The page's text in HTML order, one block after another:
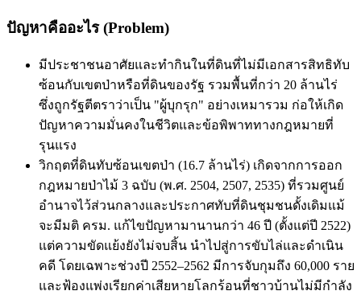
ปัญหาคืออะไร (Problem)
มีประชาชนอาศัยและทำกินในที่ดินที่ไม่มีเอกสารสิทธิทับ
ซ้อนกับเขตป่าหรือที่ดินของรัฐ รวมพื้นที่กว่า 20 ล้านไร่
ซึ่งถูกรัฐตีตราว่าเป็น "ผู้บุกรุก" อย่างเหมารวม ก่อให้เกิด
ปัญหาความมั่นคงในชีวิตและข้อพิพาททางกฎหมายที่
รุนแรง
วิกฤตที่ดินทับซ้อนเขตป่า (16.7 ล้านไร่) เกิดจากการออก
กฎหมายป่าไม้ 3 ฉบับ (พ.ศ. 2504, 2507, 2535) ที่รวมศูนย์
อำนาจไว้ส่วนกลางและประกาศทับที่ดินชุมชนดั้งเดิมแม้
จะมีมติ ครม. แก้ไขปัญหามานานกว่า 46 ปี (ตั้งแต่ปี 2522)
แต่ความขัดแย้งยังไม่จบสิ้น นำไปสู่การขับไล่และดำเนิน
คดี โดยเฉพาะช่วงปี 2552–2562 มีการจับกุมถึง 60,000 ราย
และฟ้องแพ่งเรียกค่าเสียหายโลกร้อนที่ชาวบ้านไม่มีกำลัง